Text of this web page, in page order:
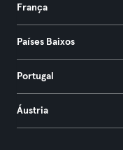
França
Países Baixos
Portugal
Áustria